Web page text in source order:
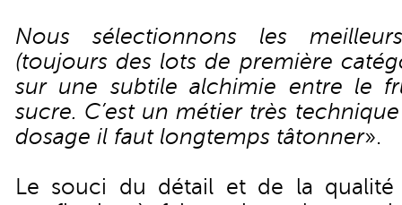
Nous sélectionnons les
(toujours des lots de première
sur une subtile alchimie entre le
sucre. C’est un métier très
dosage il faut longtemps tâtonner».
Le souci du détail et de la